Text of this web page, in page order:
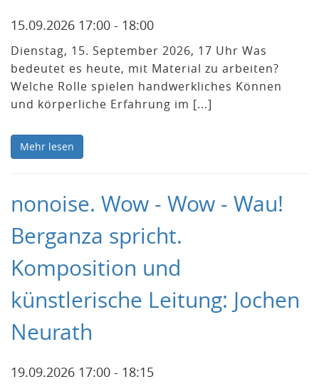
15.09.2026 17:00 - 18:00
Dienstag, 15. September 2026, 17 Uhr Was
bedeutet es heute, mit Material zu arbeiten?
Welche Rolle spielen handwerkliches Können
und körperliche Erfahrung im [...]
Mehr lesen
nonoise. Wow - Wow - Wau!
Berganza spricht.
Komposition und
künstlerische Leitung: Jochen
Neurath
19.09.2026 17:00 - 18:15